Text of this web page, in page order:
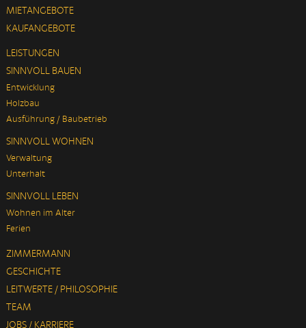
MIETANGEBOTE
KAUFANGEBOTE
LEISTUNGEN
SINNVOLL BAUEN
Entwicklung
Holzbau
Ausführung / Baubetrieb
SINNVOLL WOHNEN
Verwaltung
Unterhalt
SINNVOLL LEBEN
Wohnen im Alter
Ferien
ZIMMERMANN
GESCHICHTE
LEITWERTE / PHILOSOPHIE
TEAM
JOBS / KARRIERE